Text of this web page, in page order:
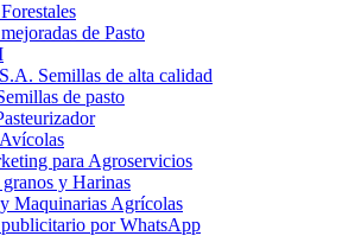
de Pasto
Semillas de alta calidad
de pasto
para Agroservicios
granos y Harinas
Maquinarias Agrícolas
por WhatsApp